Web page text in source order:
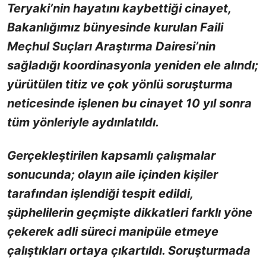
Teryaki’nin hayatını kaybettiği cinayet,
Bakanlığımız bünyesinde kurulan Faili
Meçhul Suçları Araştırma Dairesi’nin
sağladığı koordinasyonla yeniden ele alındı;
yürütülen titiz ve çok yönlü soruşturma
neticesinde işlenen bu cinayet 10 yıl sonra
tüm yönleriyle aydınlatıldı.
Gerçekleştirilen kapsamlı çalışmalar
sonucunda; olayın aile içinden kişiler
tarafından işlendiği tespit edildi,
şüphelilerin geçmişte dikkatleri farklı yöne
çekerek adli süreci manipüle etmeye
çalıştıkları ortaya çıkartıldı. Soruşturmada